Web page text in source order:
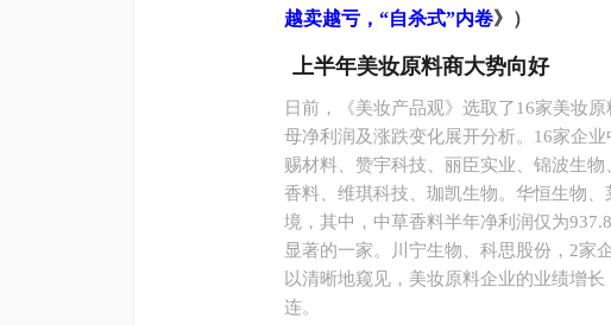
越卖越亏，“自杀式”内卷》）
上半年美妆原料商大势向好
日前，《美妆产品观》选取了16家美妆
母净利润及涨跌变化展开分析。16家企
赐材料、赞宇科技、丽臣实业、锦波生物
香料、维琪科技、珈凯生物。华恒生物
境，其中，中草香料半年净利润仅为
显著的一家。川宁生物、科思股份，2家
以清晰地窥见，美妆原料企业的业绩增
连。